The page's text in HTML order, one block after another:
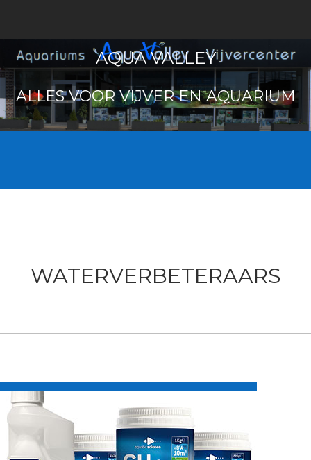
AQUA VALLEY
ALLES VOOR VIJVER EN AQUARIUM
WATERVERBETERAARS